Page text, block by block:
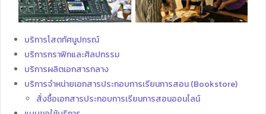
บริการโสตทัศนูปกรณ์
บริการกราฟิกและศิลปกรรม
บริการผลิตเอกสารกลาง
บริการจำหน่ายเอกสารประกอบการเรียนการสอน (Bookstore)
สั่งซื้อเอกสารประกอบการเรียนการสอนออนไลน์